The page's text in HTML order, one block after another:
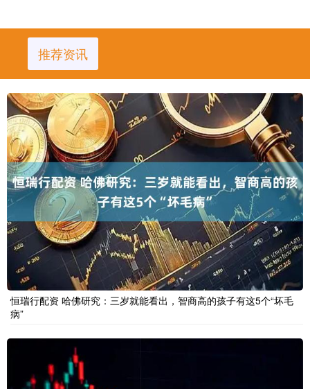
推荐资讯
恒瑞行配资 哈佛研究：三岁就能看出，智商高的孩子有这5个“坏毛
病”